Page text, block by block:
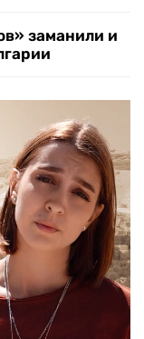
заманили и